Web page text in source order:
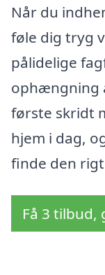
Når du
føle dig tryg
pålidelige
ophængning
første skridt
hjem i dag,
finde den
Få 3